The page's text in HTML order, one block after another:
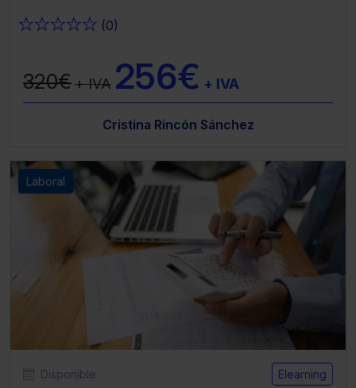
★★★★★ (0)
320€+ IVA 256€ + IVA
Cristina Rincón Sánchez
Laboral
Disponible Elearning